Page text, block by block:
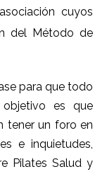
cuyos
del Método de
para que todo
es que
tener un foro en
e inquietudes,
Pilates Salud y